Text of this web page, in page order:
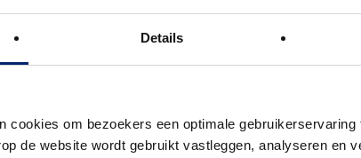
Details
cookies om bezoekers een optimale
de website wordt gebruikt vastleggen, analyseren en
en Customer Profitability